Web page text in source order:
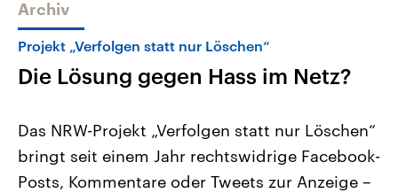
Themen
Archiv
Projekt „Verfolgen statt nur Löschen“
Die Lösung gegen Hass im Netz?
Das NRW-Projekt „Verfolgen statt nur Löschen“
bringt seit einem Jahr rechtswidrige Facebook-
Posts, Kommentare oder Tweets zur Anzeige –